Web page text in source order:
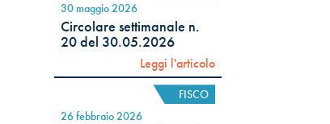
30 maggio 2026
Circolare settimanale n.
20 del 30.05.2026
Leggi l'articolo
FISCO
26 febbraio 2026